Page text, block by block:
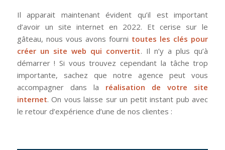
Il apparait maintenant évident qu’il est important
d’avoir un site internet en 2022. Et cerise sur le
gâteau, nous vous avons fourni toutes les clés pour
créer un site web qui convertit. Il n’y a plus qu’à
démarrer ! Si vous trouvez cependant la tâche trop
importante, sachez que notre agence peut vous
accompagner dans la réalisation de votre site
internet. On vous laisse sur un petit instant pub avec
le retour d’expérience d’une de nos clientes :